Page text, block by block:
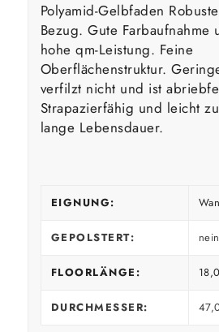
Polyamid-Gelbfaden
Bezug. Gute Farbaufnahme
hohe qm-Leistung. Feine
Oberflächenstruktur.
verfilzt nicht und ist
Strapazierfähig und leicht
lange Lebensdauer.
EIGNUNG:
GEPOLSTERT: nein
FLOORLÄNGE:
DURCHMESSER: